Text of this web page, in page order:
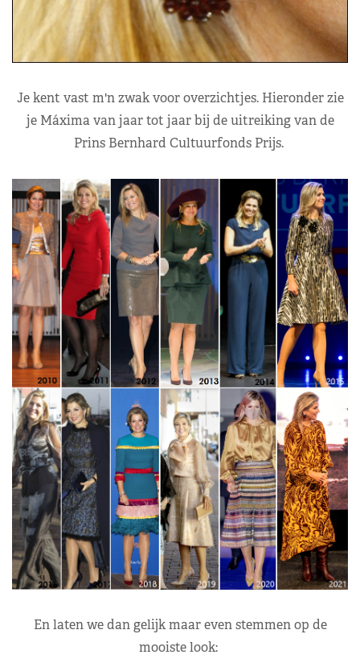
Je kent vast m'n zwak voor overzichtjes. Hieronder zie
je Máxima van jaar tot jaar bij de uitreiking van de
Prins Bernhard Cultuurfonds Prijs.
En laten we dan gelijk maar even stemmen op de
mooiste look: